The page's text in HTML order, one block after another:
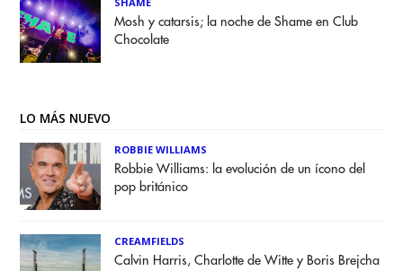
Mosh y catarsis; la noche de Shame en Club
Chocolate
LO MÁS NUEVO
ROBBIE WILLIAMS
Robbie Williams: la evolución de un ícono del
pop británico
CREAMFIELDS
Calvin Harris, Charlotte de Witte y Boris Brejcha